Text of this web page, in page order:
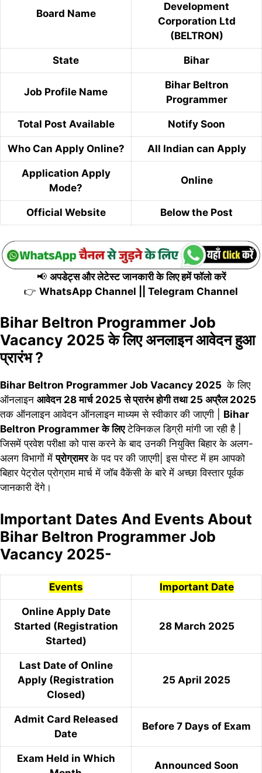
Board Name
Development
Corporation Ltd
(BELTRON)
State Bihar
Job Profile Name
Bihar Beltron
Programmer
Total Post Available Notify Soon
Who Can Apply Online? All Indian can Apply
Application Apply
Mode?
Online
Official Website Below the Post
📢 अपडेट्स और लेटेस्ट जानकारी के लिए हमें फॉलो करें
👉 WhatsApp Channel Telegram Channel
Bihar Beltron Programmer Job
Vacancy 2025 के लिए अनलाइन आवेदन हुआ
प्रारंभ ?
Bihar Beltron Programmer Job Vacancy 2025 के लिए
ऑनलाइन आवेदन 28 मार्च 2025 से प्रारंभ होगी तथा 25 अप्रैल 2025
तक ऑनलाइन आवेदन ऑनलाइन माध्यम से स्वीकार की जाएगी | Bihar
Beltron Programmer के लिएटेक्निकल डिग्री मांगी जा रही है |
जिसमें प्रवेश परीक्षा को पास करने के बाद उनकी नियुक्ति बिहार के अलग-
अलग विभागों मेंप्रोग्रामरके पद पर की जाएगी| इस पोस्ट में हम आपको
बिहार पेट्रोल प्रोग्राम मार्च में जॉब वैकेंसी के बारे में अच्छा विस्तार पूर्वक
जानकारी देंगे।
Important Dates And Events About
Bihar Beltron Programmer Job
Vacancy 2025-
Events Important Date
Online Apply Date
Started (Registration
Started)
28 March 2025
Last Date of Online
Apply (Registration
Closed)
25 April 2025
Admit Card Released
Date
Before 7 Days of Exam
Exam Held in Which
Announced Soon